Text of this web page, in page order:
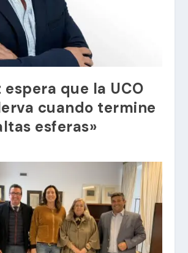
espera que la UCO
cuando termine
esferas»